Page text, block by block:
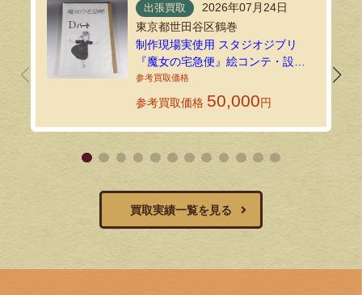
出張買取
2026年07月24日
東京都世田谷区鶴巻
制作現場実使用 スタジオジブリ
『魔女の宅急便』絵コンテ・設定
資料134枚を出張買取しました！
参考買取価格 50,000円
買取実績一覧を見る